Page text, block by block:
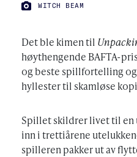
FOTO:
WITCH BEAM
Det ble kimen til
høythengende BAFTA-
og beste spillfortelling og
hyllester til skamløse
Spillet skildrer livet til en
inn i trettiårene
spilleren pakker ut av